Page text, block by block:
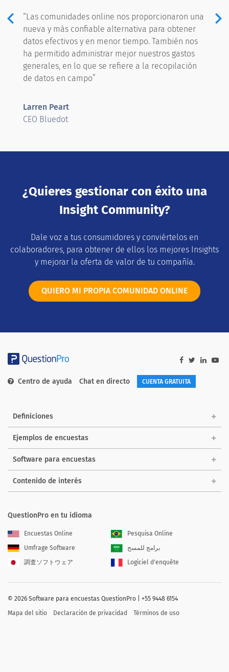
“Las comunidades online nos proporcionaron una
nueva y más confiable alternativa para obtener
datos efectivos y en menor tiempo. También nos
ha permitido administrar mejor nuestros gastos
generales, en lo que se refiere a la recopilación
de datos en campo”
Larren Peart
CEO Bluedot
keyboard_arrow_left Previous keyboard_arrow_right
¿Quieres gestionar con éxito una
Insight Community?
Dale voz a tus consumidores y conviértelos en
colaboradores, para obtener de ellos los mejores Insights
y mejorar la oferta de valor de tu compañía.
QUIERO MI PROPIA COMUNIDAD ONLINE
Centro de ayuda Chat en directo CUENTA GRATUITA
Definiciones
Ejemplos de encuestas
Software para encuestas
Contenido de interés
QuestionPro en tu idioma
Encuestas Online
Pesquisa Online
Umfrage Software
برامج للمسح
調査ソフトウェア
Logiciel d'enquête
© 2026 Software para encuestas QuestionPro | +55 9448 6154
Mapa del sitio
Declaración de privacidad Términos de uso